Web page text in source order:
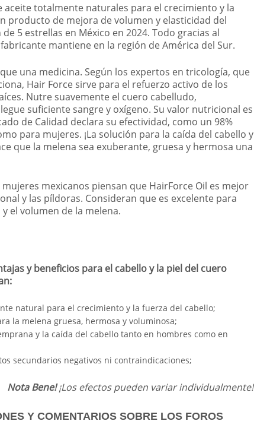
aceite totalmente naturales para el crecimiento y la
producto de mejora de volumen y elasticidad del
5 estrellas en México en 2024. Todo gracias al
mantiene en la región de América del Sur.
una medicina. Según los expertos en tricología, que
Hair Force sirve para el refuerzo activo de los
Nutre suavemente el cuero cabelludo,
suficiente sangre y oxígeno. Su valor nutricional es
de Calidad declara su efectividad, como un 98%
para mujeres. ¡La solución para la caída del cabello y
que la melena sea exuberante, gruesa y hermosa una
mexicanos piensan que HairForce Oil es mejor
y las píldoras. Consideran que es excelente para
el volumen de la melena.
y beneficios para el cabello y la piel del cuero
natural para el crecimiento y la fuerza del cabello;
la melena gruesa, hermosa y voluminosa;
y la caída del cabello tanto en hombres como en
secundarios negativos ni contraindicaciones;
Nota Bene!¡Los efectos pueden variar individualmente!
Y COMENTARIOS SOBRE LOS FOROS